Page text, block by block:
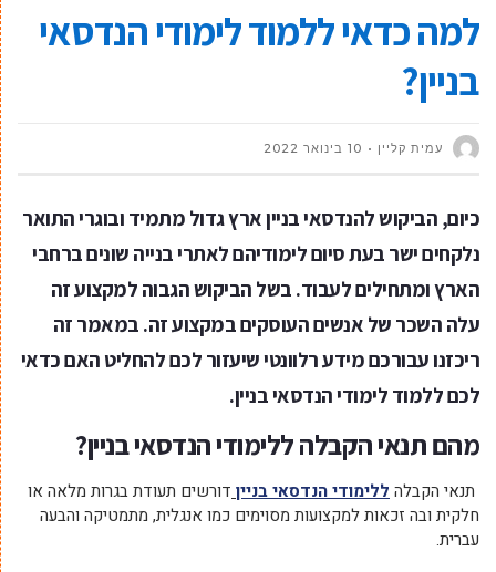
למה כדאי ללמוד לימודי הנדסאי
בניין?
עמית קליין 10 בינואר 2022
כיום, הביקוש להנדסאי בניין ארץ גדול מתמיד ובוגרי התואר
נלקחים ישר בעת סיום לימודיהם לאתרי בנייה שונים ברחבי
הארץ ומתחילים לעבוד. בשל הביקוש הגבוה למקצוע זה
עלה השכר של אנשים העוסקים במקצוע זה. במאמר זה
ריכזנו עבורכם מידע רלוונטי שיעזור לכם להחליט האם כדאי
לכם ללמוד לימודי הנדסאי בניין.
מהם תנאי הקבלה ללימודי הנדסאי בניין?
תנאי הקבלה ללימודי הנדסאי בניין דורשים תעודת בגרות מלאה או
חלקית ובה זכאות למקצועות מסוימים כמו אנגלית, מתמטיקה והבעה
עברית.